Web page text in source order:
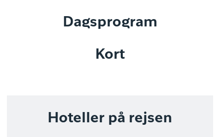
Dagsprogram
Kort
Hoteller på rejsen